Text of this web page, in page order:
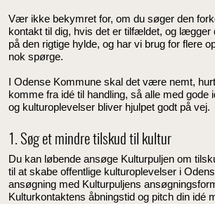
Vær ikke bekymret for, om du søger den
kontakt til dig, hvis det er tilfældet, og lægger
på den rigtige hylde, og har vi brug for flere
nok spørge.
I Odense Kommune skal det være nemt,
komme fra idé til handling, så alle med gode
og kulturoplevelser bliver hjulpet godt på vej.
1. Søg et mindre tilskud til kultur
Du kan løbende ansøge Kulturpuljen om
til at skabe offentlige kulturoplevelser i
ansøgning med Kulturpuljens
Kulturkontaktens åbningstid og pitch din idé